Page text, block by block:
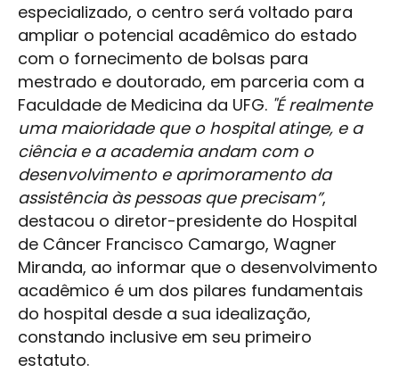
especializado, o centro será voltado para
ampliar o potencial acadêmico do estado
com o fornecimento de bolsas para
mestrado e doutorado, em parceria com a
Faculdade de Medicina da UFG. "É realmente
uma maioridade que o hospital atinge, e a
ciência e a academia andam com o
desenvolvimento e aprimoramento da
assistência às pessoas que precisam”,
destacou o diretor-presidente do Hospital
de Câncer Francisco Camargo, Wagner
Miranda, ao informar que o desenvolvimento
acadêmico é um dos pilares fundamentais
do hospital desde a sua idealização,
constando inclusive em seu primeiro
estatuto.